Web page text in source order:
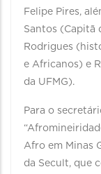
Felipe Pires,
Santos (Capitã
Rodrigues
e Africanos) e
da UFMG).
Para o
Afro em Minas
da Secult, que